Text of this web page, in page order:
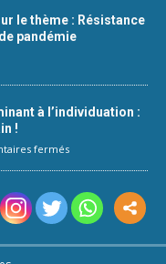
le thème : Résistance
pandémie
à l’individuation :
!
fermés